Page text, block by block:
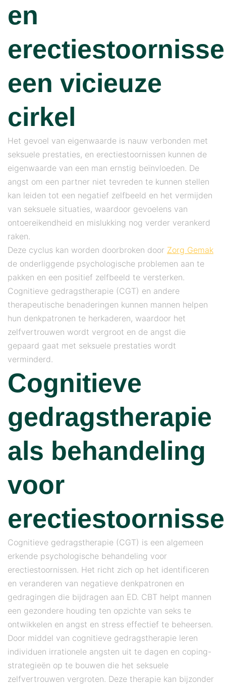
en
een vicieuze
cirkel
Het gevoel van eigenwaarde is nauw verbonden met
seksuele prestaties, en erectiestoornissen kunnen de
eigenwaarde van een man ernstig beïnvloeden. De
angst om een ​​partner niet tevreden te kunnen stellen
kan leiden tot een negatief zelfbeeld en het vermijden
van seksuele situaties, waardoor gevoelens van
ontoereikendheid en mislukking nog verder verankerd
raken.
Deze cyclus kan worden doorbroken door Zorg Gemak
de onderliggende psychologische problemen aan te
pakken en een positief zelfbeeld te versterken.
Cognitieve gedragstherapie (CGT) en andere
therapeutische benaderingen kunnen mannen helpen
hun denkpatronen te herkaderen, waardoor het
zelfvertrouwen wordt vergroot en de angst die
gepaard gaat met seksuele prestaties wordt
verminderd.
Cognitieve
gedragstherapie
als behandeling
voor
Cognitieve gedragstherapie (CGT) is een algemeen
erkende psychologische behandeling voor
erectiestoornissen. Het richt zich op het identificeren
en veranderen van negatieve denkpatronen en
gedragingen die bijdragen aan ED. CBT helpt mannen
een gezondere houding ten opzichte van seks te
ontwikkelen en angst en stress effectief te beheersen.
Door middel van cognitieve gedragstherapie leren
individuen irrationele angsten uit te dagen en coping-
strategieën op te bouwen die het seksuele
zelfvertrouwen vergroten. Deze therapie kan bijzonder